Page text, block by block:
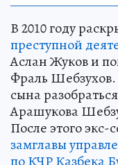
В 2010 году
преступной
Аслан Жуков и
Фраль
сына
Арашукова
После этого
замглавы